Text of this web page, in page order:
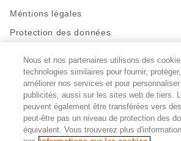
Méntions légales
Protection des données
Restez en contact!
Facebook
http://twitter.com/migros
https://PinterestInstagram
Paramètres des cookies
Nous et nos partenaires utilisons des
technologies similaires pour fournir,
améliorer nos services et pour
publicités, aussi sur les sites web de tiers.
peuvent également être transférées vers
peut-être pas un niveau de protection des
équivalent. Vous trouverez plus